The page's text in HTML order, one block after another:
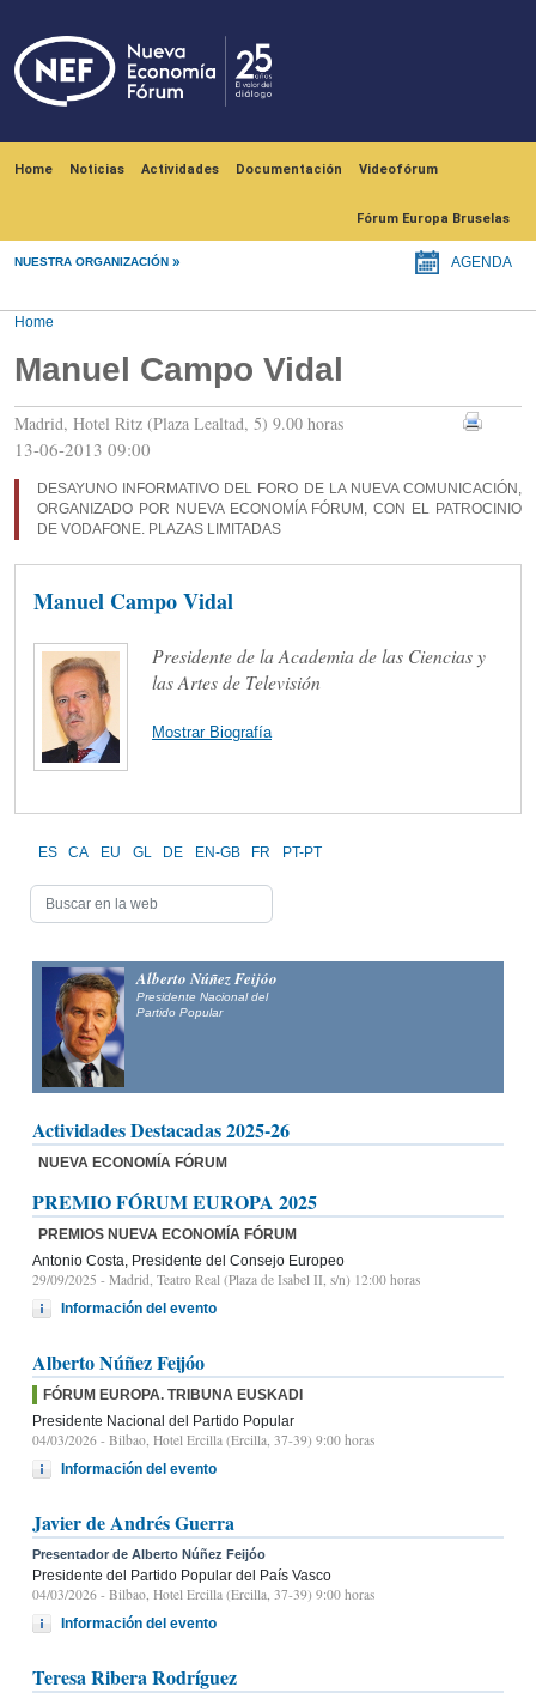
Home Noticias Actividades Documentación Videofórum
Fórum Europa Bruselas
NUESTRA ORGANIZACIÓN AGENDA
Home
Manuel Campo Vidal
Madrid, Hotel Ritz (Plaza Lealtad, 5) 9.00 horas
13-06-2013 09:00
DESAYUNO INFORMATIVO DEL FORO DE LA NUEVA COMUNICACIÓN,
ORGANIZADO POR NUEVA ECONOMÍA FÓRUM, CON EL PATROCINIO
DE VODAFONE. PLAZAS LIMITADAS
Manuel Campo Vidal
Presidente de la Academia de las Ciencias y
las Artes de Televisión
Mostrar Biografía
ES CA EU GL DE EN-GB FR PT-PT
Alberto Núñez Feijóo
Presidente Nacional del
Partido Popular
Actividades Destacadas 2025-26
NUEVA ECONOMÍA FÓRUM
PREMIO FÓRUM EUROPA 2025
PREMIOS NUEVA ECONOMÍA FÓRUM
Antonio Costa, Presidente del Consejo Europeo
29/09/2025 - Madrid, Teatro Real (Plaza de Isabel II, s/n) 12:00 horas
Información del evento
Alberto Núñez Feijóo
FÓRUM EUROPA. TRIBUNA EUSKADI
Presidente Nacional del Partido Popular
04/03/2026 - Bilbao, Hotel Ercilla (Ercilla, 37-39) 9:00 horas
Información del evento
Javier de Andrés Guerra
Presentador de Alberto Núñez Feijóo
Presidente del Partido Popular del País Vasco
04/03/2026 - Bilbao, Hotel Ercilla (Ercilla, 37-39) 9:00 horas
Información del evento
Teresa Ribera Rodríguez